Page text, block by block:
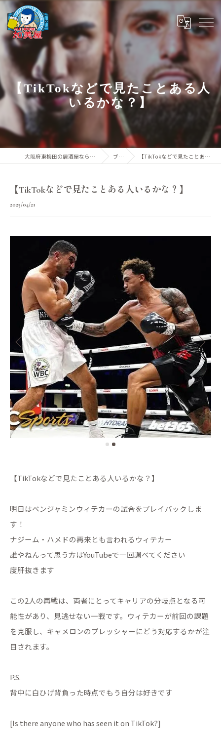
【TikTokなどで見たことある人
いるかな？】
大阪府東梅田の居酒屋ならALE HOUSE 加美屋 ブログ 【TikTokなどで見たことある人いるかな？】
【TikTokなどで見たことある人いるかな？】
2025/04/21
【TikTokなどで見たことある人いるかな？】
明日はベンジャミンウィテカーの試合をプレイバックしま
す！
ナジーム・ハメドの再来とも言われるウィテカー
誰やねんって思う方はYouTubeで一回調べてください
度肝抜きます
この2人の再戦は、両者にとってキャリアの分岐点となる可
能性があり、見逃せない一戦です。ウィテカーが前回の課題
を克服し、キャメロンのプレッシャーにどう対応するかが注
目されます。
P.S.
背中に白ひげ背負った時点でもう自分は好きです
[Is there anyone who has seen it on TikTok?]